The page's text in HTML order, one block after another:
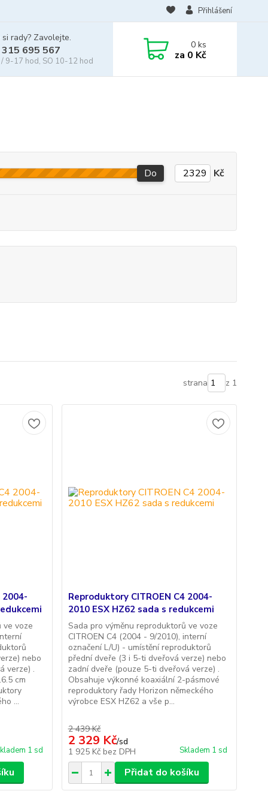
Přihlášení
rady? Zavolejte.
695 567
/ 9-17 hod, SO 10-12 hod
0ks
za 0 Kč
Do Kč
strana z 1
2004-
ve voze
nebo
verze) .
cm
...
1 sd
Reproduktory CITROEN C4 2004-
2010 ESX HZ62 sada s redukcemi
Sada pro výměnu reproduktorů ve voze
CITROEN C4 (2004 - 9/2010), interní
označení L/U) - umístění reproduktorů
přední dveře (3 i 5-ti dveřová verze) nebo
zadní dveře (pouze 5-ti dveřová verze) .
Obsahuje výkonné koaxiální 2-pásmové
reproduktory řady Horizon německého
výrobce ESX HZ62 a vše p...
2 439 Kč
2 329 Kč/sd
1 925 Kč bez DPH Skladem 1 sd
Přidat do košíku